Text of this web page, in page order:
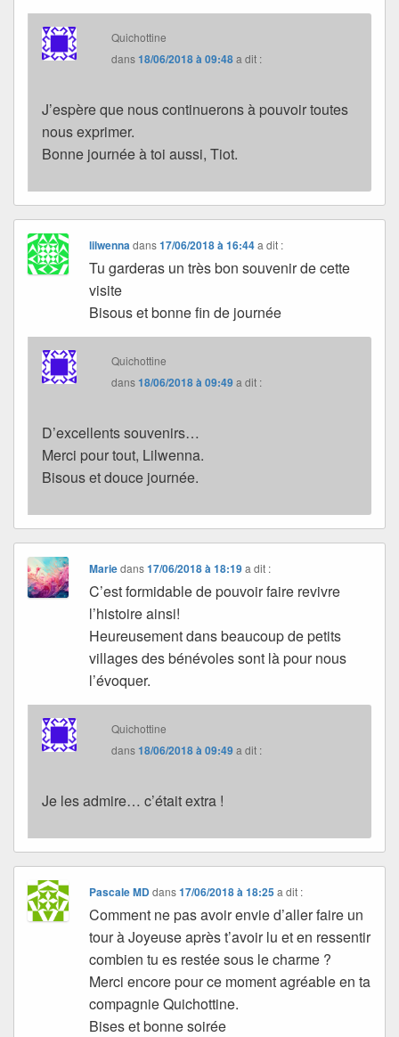
Quichottine
dans18/06/2018 à 09:48a dit :
J’espère que nous continuerons à pouvoir toutes
nous exprimer.
Bonne journée à toi aussi, Tiot.
lilwennadans17/06/2018 à 16:44 a dit :
Tu garderas un très bon souvenir de cette
visite
Bisous et bonne fin de journée
Quichottine
dans18/06/2018 à 09:49a dit :
D’excellents souvenirs…
Merci pour tout, Lilwenna.
Bisous et douce journée.
Mariedans17/06/2018 à 18:19 a dit :
C’est formidable de pouvoir faire revivre
l’histoire ainsi!
Heureusement dans beaucoup de petits
villages des bénévoles sont là pour nous
l’évoquer.
Quichottine
dans18/06/2018 à 09:49a dit :
Je les admire… c’était extra !
Pascale MDdans17/06/2018 à 18:25 a dit :
Comment ne pas avoir envie d’aller faire un
tour à Joyeuse après t’avoir lu et en ressentir
combien tu es restée sous le charme ?
Merci encore pour ce moment agréable en ta
compagnie Quichottine.
Bises et bonne soirée